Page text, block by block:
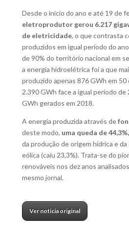
Desde o início do ano e até 19 de
eletroprodutor gerou 6.217
de eletricidade, o que contrasta
produzidos em igual período do
de 90% do território nacional em
a energia hidroelétrica foi a que
produzido apenas 876 GWh em 50
2.390 GWh face a igual período de
GWh gerados em 2018.
A energia produzida através de
deste modo, uma queda de 44,3%,
da produção de origem hídrica e
eólica (caiu 23,3%). Trata-se do
renováveis nos dez anos
mesmo jornal.
Ver noticia original